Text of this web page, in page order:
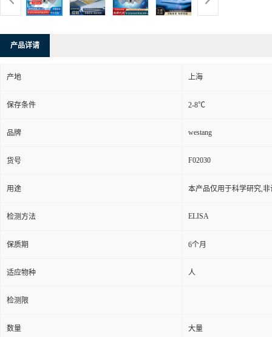
产品详请
产地 上海
保存条件 2-8℃
品牌 westang
货号 F02030
用途 本产品仅用于科学研究,
检测方法 ELISA
保质期 6个月
适应物种 人
检测限
数量 大量